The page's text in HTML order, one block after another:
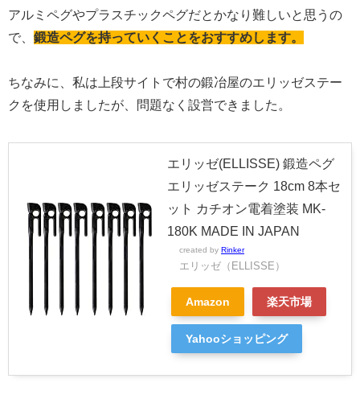
アルミペグやプラスチックペグだとかなり難しいと思うの
で、 鍛造ペグを持っていくことをおすすめします。
ちなみに、私は上段サイトで村の鍛冶屋のエリッゼステー
クを使用しましたが、問題なく設営できました。
エリッゼ(ELLISSE) 鍛造ペグ
エリッゼステーク 18cm 8本セ
ット カチオン電着塗装 MK-
180K MADE IN JAPAN
created by Rinker
エリッゼ（ELLISSE）
Amazon 楽天市場
Yahooショッピング